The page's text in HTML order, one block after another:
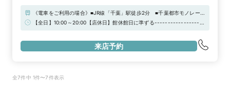
《電車をご利用の場合》■JR線「千葉」駅徒歩2分 ■千葉都市モノレール
「千葉」駅徒歩1分 ■京成千葉線「京成千葉」駅徒歩1分 《お車をご利
【全日】10:00～20:00【店休日】館休館日に準ずる-------------------
相談だけでも承っております。お気軽にご来店ください！
来店予約
全7件中 1件〜7件表示